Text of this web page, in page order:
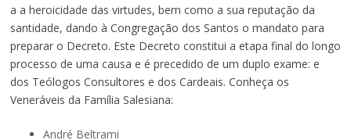
a a heroicidade das virtudes, bem como a sua reputação da
santidade, dando à Congregação dos Santos o mandato para
preparar o Decreto. Este Decreto constitui a etapa final do longo
processo de uma causa e é precedido de um duplo exame: e
dos Teólogos Consultores e dos Cardeais. Conheça os
Veneráveis da Família Salesiana:
André Beltrami